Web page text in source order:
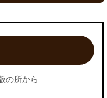
の所から